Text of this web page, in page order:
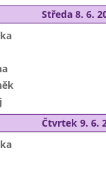
Středa 8. 6.
Čtvrtek 9. 6.